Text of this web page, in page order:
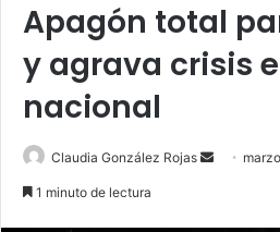
Apagón total
y agrava crisis
nacional
Claudia González Rojas
Send
1 minuto de lectura